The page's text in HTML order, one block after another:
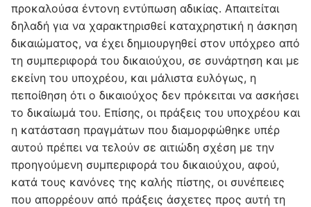
προκαλούσα έντονη εντύπωση αδικίας. Απαιτείται
δηλαδή για να χαρακτηρισθεί καταχρηστική η άσκηση
δικαιώματος, να έχει δημιουργηθεί στον υπόχρεο από
τη συμπεριφορά του δικαιούχου, σε συνάρτηση και με
εκείνη του υποχρέου, και μάλιστα ευλόγως, η
πεποίθηση ότι ο δικαιούχος δεν πρόκειται να ασκήσει
το δικαίωμά του. Επίσης, οι πράξεις του υποχρέου και
η κατάσταση πραγμάτων που διαμορφώθηκε υπέρ
αυτού πρέπει να τελούν σε αιτιώδη σχέση με την
προηγούμενη συμπεριφορά του δικαιούχου, αφού,
κατά τους κανόνες της καλής πίστης, οι συνέπειες
που απορρέουν από πράξεις άσχετες προς αυτή τη